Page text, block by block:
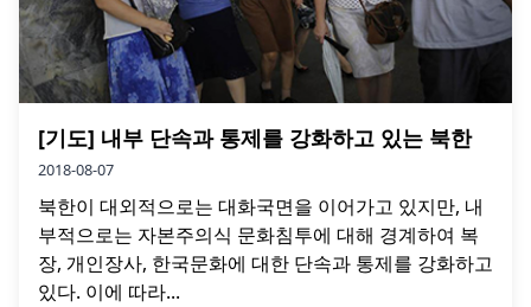
[기도] 내부 단속과 통제를 강화하고 있는 북한
2018-08-07
북한이 대외적으로는 대화국면을 이어가고 있지만, 내
부적으로는 자본주의식 문화침투에 대해 경계하여 복
장, 개인장사, 한국문화에 대한 단속과 통제를 강화하고
있다. 이에 따라...